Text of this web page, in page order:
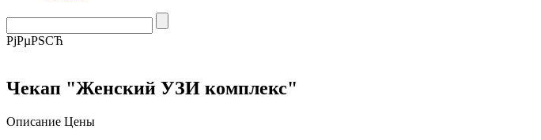
РјРµРЅСЋ
Чекап "Женский УЗИ комплекс"
Описание Цены